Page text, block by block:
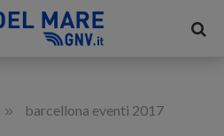
» barcellona eventi 2017